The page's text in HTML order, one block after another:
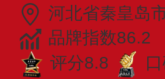
河北省秦皇岛
品牌指数86.2
评分8.8